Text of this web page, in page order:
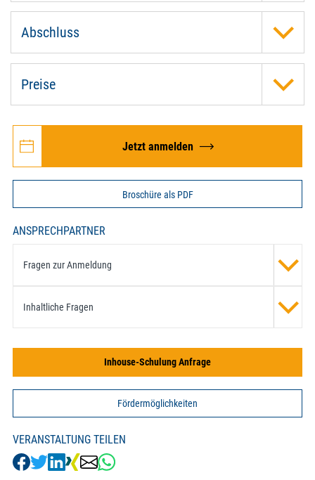
Abschluss
Preise
Jetzt anmelden
Broschüre als PDF
ANSPRECHPARTNER
Fragen zur Anmeldung
Inhaltliche Fragen
Inhouse-Schulung Anfrage
Fördermöglichkeiten
VERANSTALTUNG TEILEN